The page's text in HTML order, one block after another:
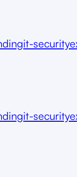
it-security
it-security